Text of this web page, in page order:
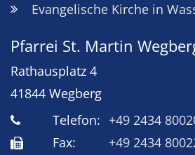
Evangelische Kirche in
Pfarrei St. Martin
Rathausplatz 4
41844 Wegberg
Telefon: +49 2434
Fax:
+49 2434